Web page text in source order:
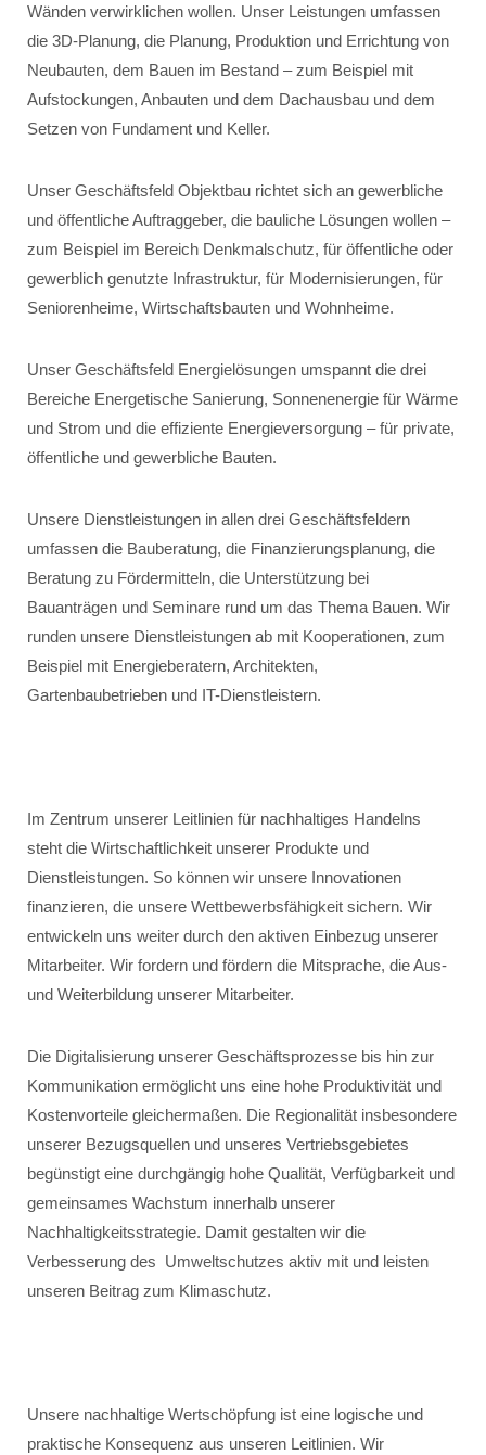
Wänden verwirklichen wollen. Unser Leistungen umfassen
die 3D-Planung, die Planung, Produktion und Errichtung von
Neubauten, dem Bauen im Bestand – zum Beispiel mit
Aufstockungen, Anbauten und dem Dachausbau und dem
Setzen von Fundament und Keller.
Unser Geschäftsfeld Objektbau richtet sich an gewerbliche
und öffentliche Auftraggeber, die bauliche Lösungen wollen –
zum Beispiel im Bereich Denkmalschutz, für öffentliche oder
gewerblich genutzte Infrastruktur, für Modernisierungen, für
Seniorenheime, Wirtschaftsbauten und Wohnheime.
Unser Geschäftsfeld Energielösungen umspannt die drei
Bereiche Energetische Sanierung, Sonnenenergie für Wärme
und Strom und die effiziente Energieversorgung – für private,
öffentliche und gewerbliche Bauten.
Unsere Dienstleistungen in allen drei Geschäftsfeldern
umfassen die Bauberatung, die Finanzierungsplanung, die
Beratung zu Fördermitteln, die Unterstützung bei
Bauanträgen und Seminare rund um das Thema Bauen. Wir
runden unsere Dienstleistungen ab mit Kooperationen, zum
Beispiel mit Energieberatern, Architekten,
Gartenbaubetrieben und IT-Dienstleistern.
Im Zentrum unserer Leitlinien für nachhaltiges Handelns
steht die Wirtschaftlichkeit unserer Produkte und
Dienstleistungen. So können wir unsere Innovationen
finanzieren, die unsere Wettbewerbsfähigkeit sichern. Wir
entwickeln uns weiter durch den aktiven Einbezug unserer
Mitarbeiter. Wir fordern und fördern die Mitsprache, die Aus-
und Weiterbildung unserer Mitarbeiter.
Die Digitalisierung unserer Geschäftsprozesse bis hin zur
Kommunikation ermöglicht uns eine hohe Produktivität und
Kostenvorteile gleichermaßen. Die Regionalität insbesondere
unserer Bezugsquellen und unseres Vertriebsgebietes
begünstigt eine durchgängig hohe Qualität, Verfügbarkeit und
gemeinsames Wachstum innerhalb unserer
Nachhaltigkeitsstrategie. Damit gestalten wir die
Verbesserung des Umweltschutzes aktiv mit und leisten
unseren Beitrag zum Klimaschutz.
Unsere nachhaltige Wertschöpfung ist eine logische und
praktische Konsequenz aus unseren Leitlinien. Wir